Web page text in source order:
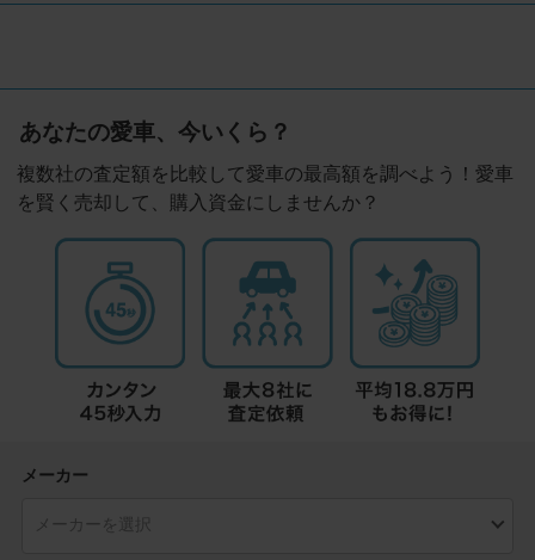
あなたの愛車、今いくら？
複数社の査定額を比較して愛車の最高額を調べよう！愛車
を賢く売却して、購入資金にしませんか？
メーカー